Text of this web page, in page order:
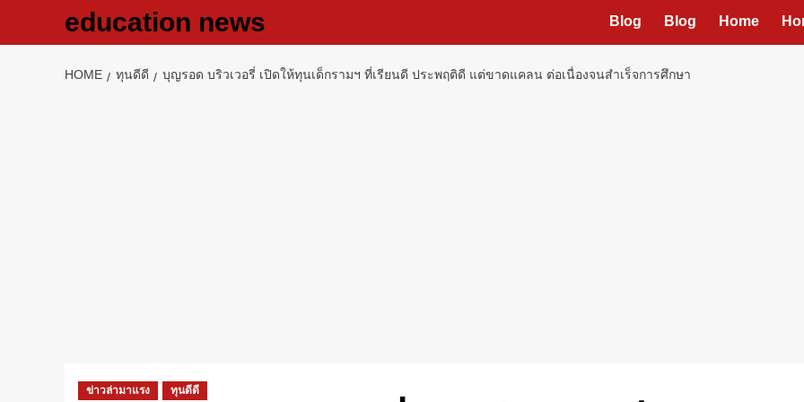
education news Blog Blog Home
HOME ทุนดีดี บุญรอด บริวเวอรี่ เปิดให้ทุนเด็กรามฯ ที่เรียนดี ประพฤติดี แต่ขาดแคลน ต่อเนื่องจนสำเร็จการศึกษา
ข่าวล่ามาแรง ทุนดีดี